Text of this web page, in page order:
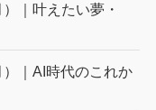
｜叶えたい夢・
｜AI時代のこれか